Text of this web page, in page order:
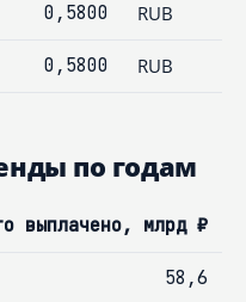
0,5800 RUB
0,5800 RUB
по годам
выплачено, млрд ₽
58,6